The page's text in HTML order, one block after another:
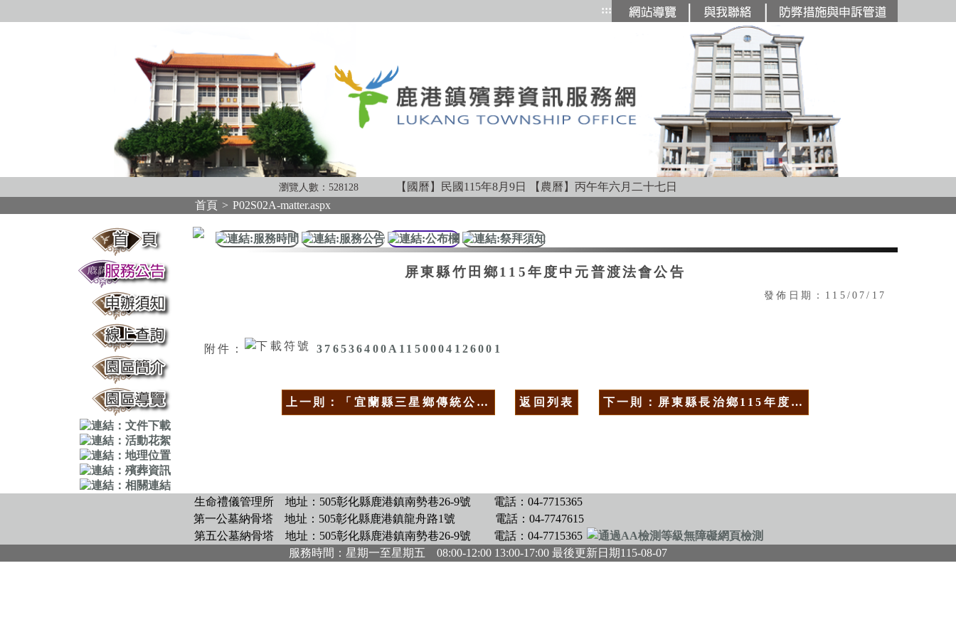
跳到主要內容區塊
:::
瀏覽人數： 528128 【國曆】民國115年8月9日
【農曆】丙午年六月二十七日
首頁 > P02S02A-matter.aspx
屏東縣竹田鄉115年度中元普渡法會公告
發佈日期：115/07/17
附件： 376536400A1150004126001
上一則：「宜蘭縣三星鄉傳統公… 返回列表 下一則：屏東縣長治鄉115年度…
生命禮儀管理所 地址：505彰化縣鹿港鎮南勢巷26-9號
電話：04-7715365
第一公墓納骨塔
地址：505彰化縣鹿港鎮龍舟路1號
電話：04-7747615
第五公墓納骨塔
地址：505彰化縣鹿港鎮南勢巷26-9號
電話：04-7715365
服務時間：星期一至星期五 08:00-12:00 13:00-17:00 最後更新日期115-08-07